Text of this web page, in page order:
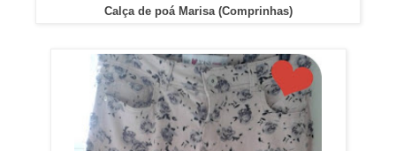
Calça de poá Marisa (Comprinhas)